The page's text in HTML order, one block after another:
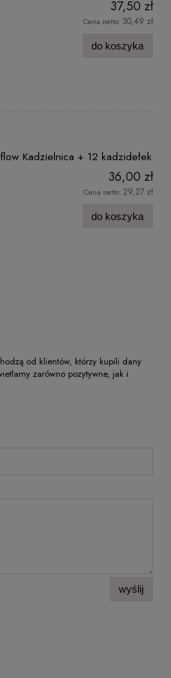
37,50 zł
Cena netto: 30,49 zł
do koszyka
Kadzielnica + 12 kadzidełek
36,00 zł
Cena netto: 29,27 zł
do koszyka
od klientów, którzy kupili dany
zarówno pozytywne, jak i
wyślij